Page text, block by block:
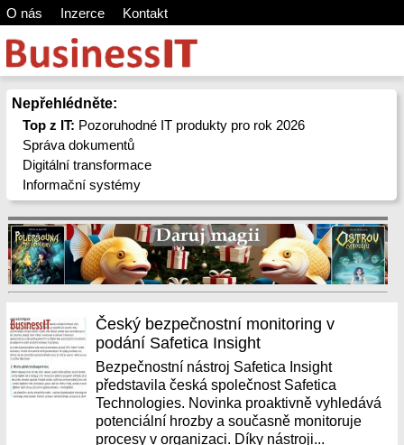
O nás Inzerce Kontakt
Nepřehlédněte:
Top z IT: Pozoruhodné IT produkty pro rok 2026
Správa dokumentů
Digitální transformace
Informační systémy
Český bezpečnostní monitoring v
podání Safetica Insight
Bezpečnostní nástroj Safetica Insight
představila česká společnost Safetica
Technologies. Novinka proaktivně vyhledává
potenciální hrozby a současně monitoruje
procesy v organizaci. Díky nástroji...